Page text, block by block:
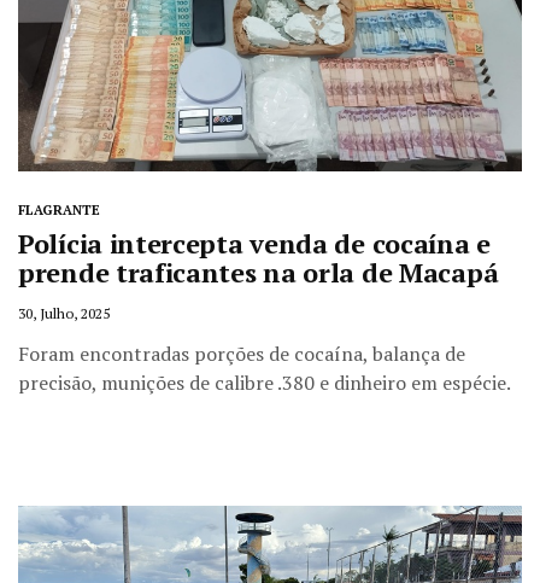
FLAGRANTE
Polícia intercepta venda de cocaína e
prende traficantes na orla de Macapá
30, Julho, 2025
Foram encontradas porções de cocaína, balança de
precisão, munições de calibre .380 e dinheiro em espécie.